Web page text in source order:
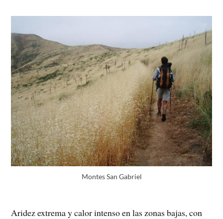
Montes San Gabriel
Aridez extrema y calor intenso en las zonas bajas, con